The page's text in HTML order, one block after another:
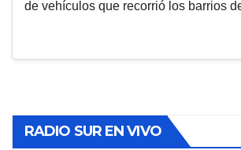
de vehículos que recorrió los barrios
RADIO SUR EN VIVO